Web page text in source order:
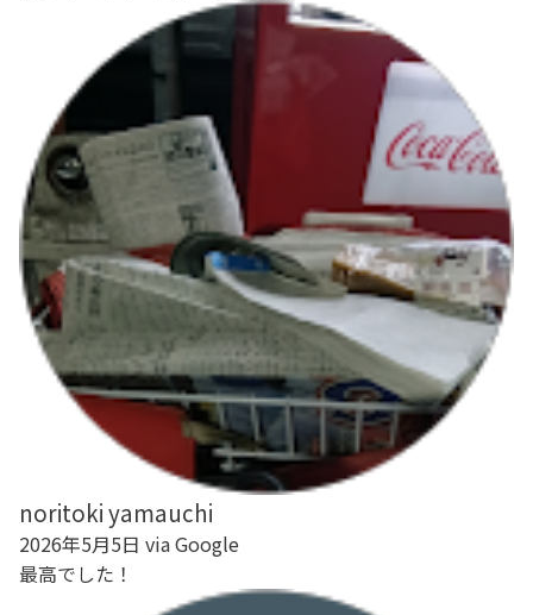
noritoki yamauchi
2026年5月5日 via Google
最高でした！